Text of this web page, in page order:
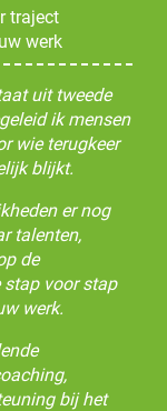
traject
werk
uit tweede
ik mensen
wie terugkeer
blijkt.
er nog
talenten,
de
voor stap
werk.
bij het